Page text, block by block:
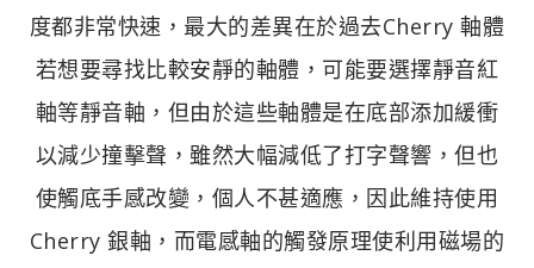
度都非常快速，最大的差異在於過去Cherry 軸體
若想要尋找比較安靜的軸體，可能要選擇靜音紅
軸等靜音軸，但由於這些軸體是在底部添加緩衝
以減少撞擊聲，雖然大幅減低了打字聲響，但也
使觸底手感改變，個人不甚適應，因此維持使用
Cherry 銀軸，而電感軸的觸發原理使利用磁場的